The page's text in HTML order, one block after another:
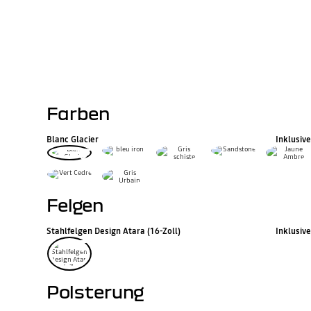
Farben
Blanc Glacier Inklusive
Felgen
Stahlfelgen Design Atara (16-Zoll) Inklusive
Polsterung